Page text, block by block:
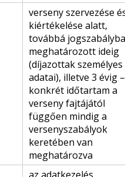
verseny szervezése
kiértékelése alatt,
továbbá
meghatározott ideig
(díjazottak személyes
adatai), illetve 3 évig
konkrét időtartam a
verseny fajtájától
függően mindig a
versenyszabályok
keretében van
meghatározva